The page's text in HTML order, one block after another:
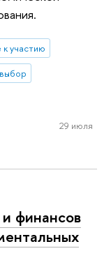
участию
29 июля
финансов